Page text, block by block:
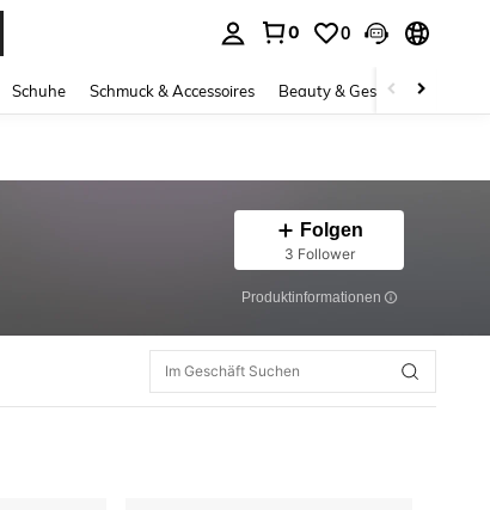
0 0
Schuhe Schmuck & Accessoires Beauty & Gesundheit
Folgen
3 Follower
Produktinformationen